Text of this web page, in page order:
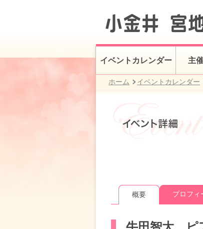
イベントカレンダー 主
ホーム イベントカレンダー
概要 プロフィ